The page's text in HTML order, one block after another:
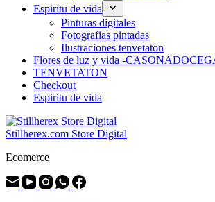
Espiritu de vida
Pinturas digitales
Fotografias pintadas
Ilustraciones tenvetaton
Flores de luz y vida -
TENVETATON
Checkout
Espiritu de vida
Stillherex.com Store Digital
Ecomerce